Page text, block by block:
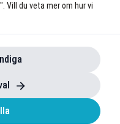
Vill du veta mer om hur vi